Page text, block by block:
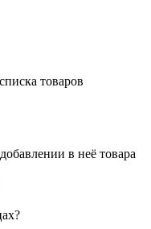
товаров
в неё товара
?